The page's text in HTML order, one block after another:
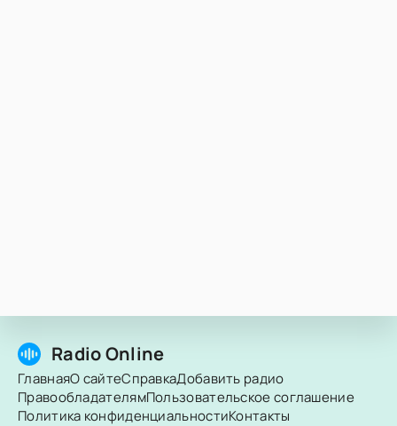
Radio Online
ГлавнаяО сайтеСправкаДобавить радио
ПравообладателямПользовательское соглашение
Политика конфиденциальностиКонтакты